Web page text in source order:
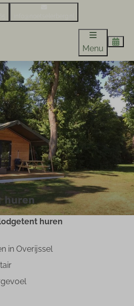
Menu
huren
huren
in Overijssel